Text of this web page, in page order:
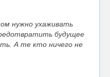
нужно ухаживать
будущее
А те кто ничего не